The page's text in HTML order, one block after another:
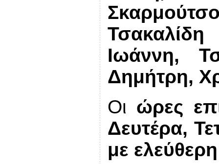
Ιωάννη,
Δημήτρη,
Οι ώρες
Δευτέρα,
με